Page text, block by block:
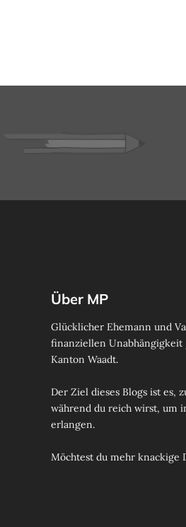
Über MP
Glücklicher Ehemann und
finanziellen Unabhängigkeit
Kanton Waadt.
Der Ziel dieses Blogs ist es,
während du reich wirst, um
erlangen.
Möchtest du mehr knackige